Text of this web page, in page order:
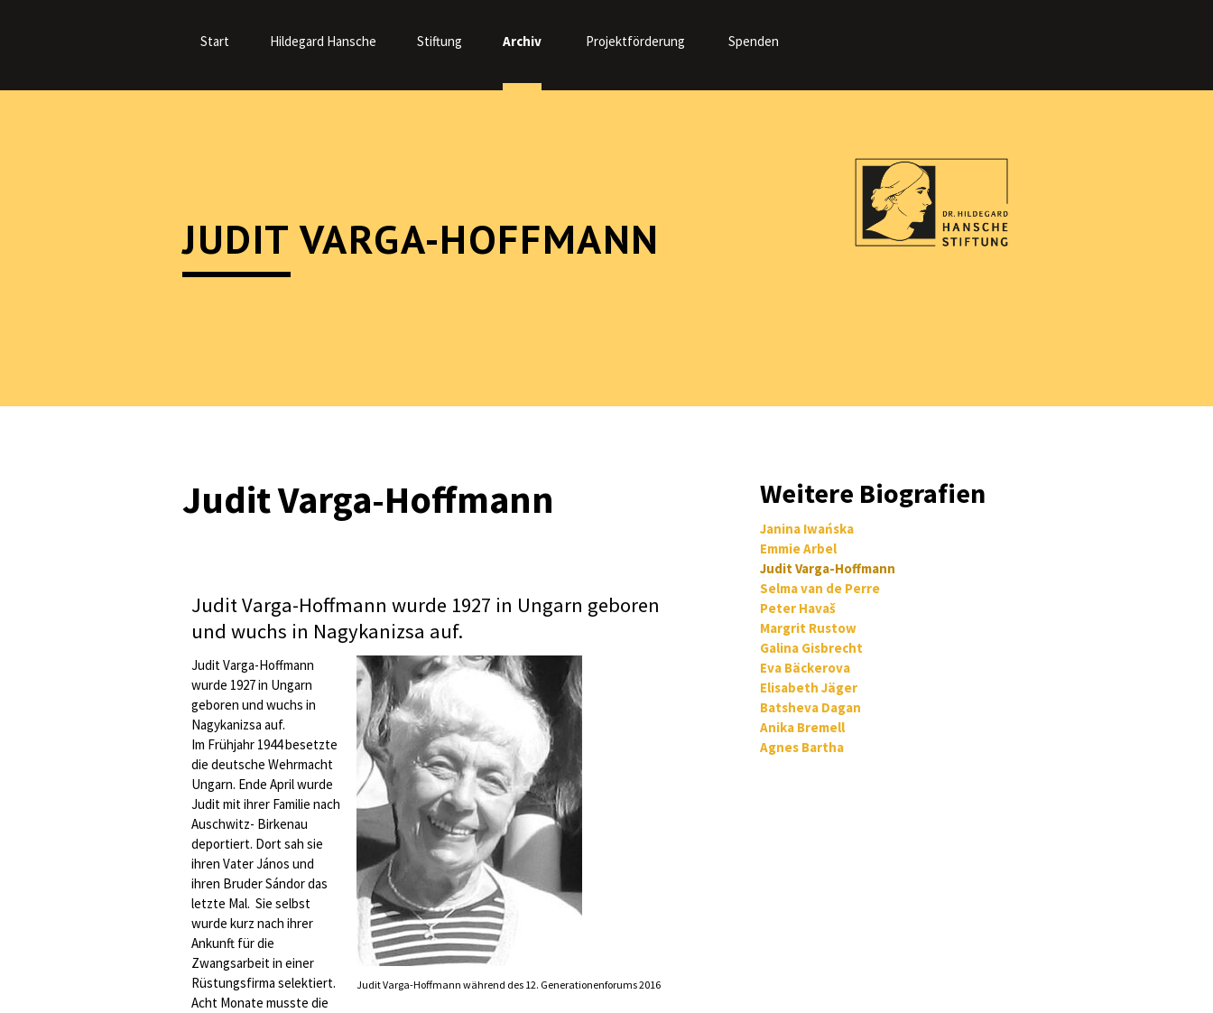
Start Hildegard Hansche Stiftung Archiv Projektförderung Spenden
JUDIT VARGA-HOFFMANN
Judit Varga-Hoffmann
Judit Varga-Hoffmann wurde 1927 in Ungarn geboren
und wuchs in Nagykanizsa auf.
Judit Varga-Hoffmann während des 12. Generationenforums 2016
Judit Varga-Hoffmann
wurde 1927 in Ungarn
geboren und wuchs in
Nagykanizsa auf.
Im Frühjahr 1944 besetzte
die deutsche Wehrmacht
Ungarn. Ende April wurde
Judit mit ihrer Familie nach
Auschwitz- Birkenau
deportiert. Dort sah sie
ihren Vater János und
ihren Bruder Sándor das
letzte Mal. Sie selbst
wurde kurz nach ihrer
Ankunft für die
Zwangsarbeit in einer
Rüstungsfirma selektiert.
Acht Monate musste die
Weitere Biografien
Janina Iwańska
Emmie Arbel
Judit Varga-Hoffmann
Selma van de Perre
Peter Havaš
Margrit Rustow
Galina Gisbrecht
Eva Bäckerova
Elisabeth Jäger
Batsheva Dagan
Anika Bremell
Agnes Bartha